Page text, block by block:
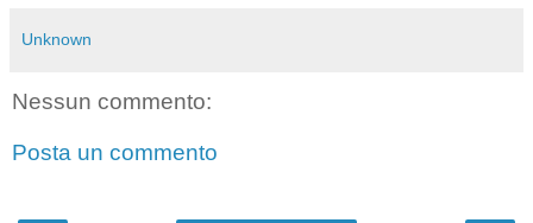
Unknown
Nessun commento:
Posta un commento